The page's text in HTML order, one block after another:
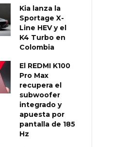
Kia lanza la
Sportage X-
Line HEV y el
K4 Turbo en
Colombia
El REDMI K100
Pro Max
recupera el
subwoofer
integrado y
apuesta por
pantalla de 185
Hz